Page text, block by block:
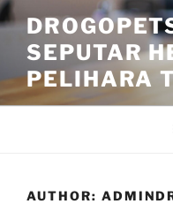
Skip
to
contentSEPUTAR
PELIHARA
AUTHOR: